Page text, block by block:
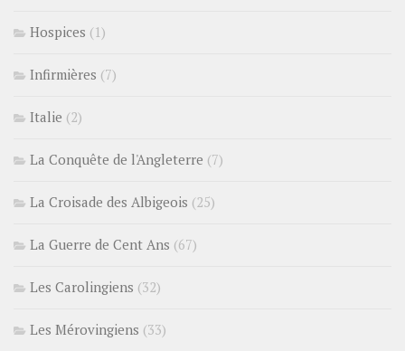
Hospices (1)
Infirmières (7)
Italie (2)
La Conquête de l'Angleterre (7)
La Croisade des Albigeois (25)
La Guerre de Cent Ans (67)
Les Carolingiens (32)
Les Mérovingiens (33)